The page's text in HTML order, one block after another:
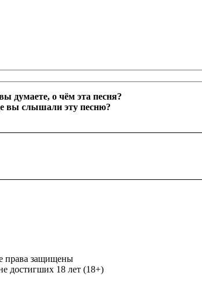
думаете, о чём эта песня?
вы слышали эту песню?
права защищены
достигших 18 лет (18+)